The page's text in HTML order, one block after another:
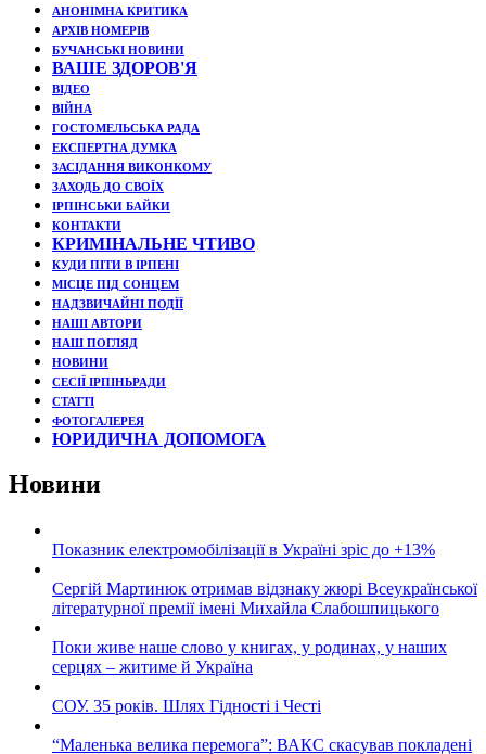
АНОНІМНА КРИТИКА
АРХІВ НОМЕРІВ
БУЧАНСЬКІ НОВИНИ
ВАШЕ ЗДОРОВ'Я
ВІДЕО
ВІЙНА
ГОСТОМЕЛЬСЬКА РАДА
ЕКСПЕРТНА ДУМКА
ЗАСІДАННЯ ВИКОНКОМУ
ЗАХОДЬ ДО СВОЇХ
ІРПІНСЬКИ БАЙКИ
КОНТАКТИ
КРИМІНАЛЬНЕ ЧТИВО
КУДИ ПІТИ В ІРПЕНІ
МІСЦЕ ПІД СОНЦЕМ
НАДЗВИЧАЙНІ ПОДЇЇ
НАШІ АВТОРИ
НАШ ПОГЛЯД
НОВИНИ
СЕСІЇ ІРПІНЬРАДИ
СТАТТІ
ФОТОГАЛЕРЕЯ
ЮРИДИЧНА ДОПОМОГА
Новини
Показник електромобілізації в Україні зріс до +13%
Сергій Мартинюк отримав відзнаку жюрі Всеукраїнської
літературної премії імені Михайла Слабошпицького
Поки живе наше слово у книгах, у родинах, у наших
серцях – житиме й Україна
СОУ. 35 років. Шлях Гідності і Честі
“Маленька велика перемога”: ВАКС скасував покладені